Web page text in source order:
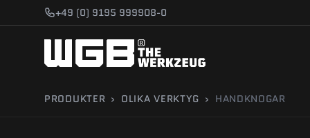
Gå till innehåll+49 (0) 9195 999908-0
PRODUKTER › OLIKA VERKTYG › HANDKNOGAR